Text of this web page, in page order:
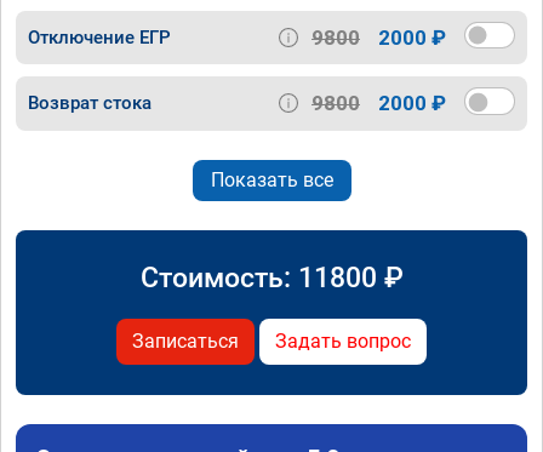
Отключение ЕГР 9800 2000 ₽
Возврат стока 9800 2000 ₽
Показать все
Стоимость: 11800 ₽
Записаться Задать вопрос